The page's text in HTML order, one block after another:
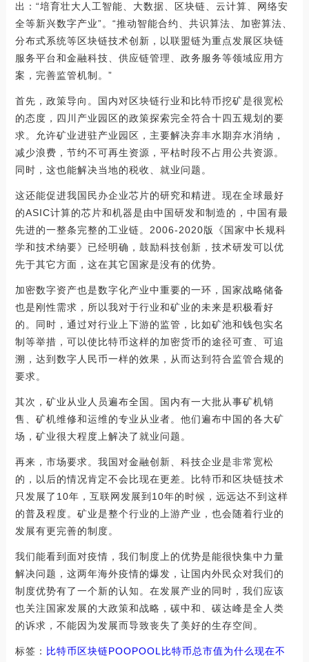
出：“培育壮大人工智能、大数据、区块链、云计算、网络安
全等新兴数字产业”。“推动智能合约、共识算法、加密算法、
分布式系统等区块链技术创新，以联盟链为重点发展区块链
服务平台和金融科技、供应链管理、政务服务等领域应用方
案，完善监管机制。”
首先，政策导向。国内对区块链行业和比特币挖矿是很宽松
的态度，四川产业园区的政策探索完全符合十四五规划的要
求。允许矿业进驻产业园区，主要解决弃丰水期弃水消纳，
减少浪费，节约不可再生资源，平枯时段不占用公共资源。
同时，这也能解决当地的税收、就业问题。
这还能促进我国民办企业芯片的研究和精进。现在全球最好
的ASIC计算的芯片和机器是由中国研发和制造的，中国有最
先进的一整条完整的工业链。2006-2020版《国家中长规科
学和技术纳要》已经明确，鼓励科技创新，技术研发可以优
先于其它方面，这在其它国家是没有的优势。
加密数字资产也是数字化产业中重要的一环，国家战略储备
也是刚性需求，所以我对于行业和矿业的未来是积极看好
的。同时，通过对行业上下游的监管，比如矿池和钱包实名
制等举措，可以使比特币这样的加密货币的途径可查、可追
溯，达到数字人民币一样的效果，从而达到符合监管合规的
要求。
其次，矿业从业人员遍布全国。国内有一大批从事矿机销
售、矿机维修和运维的专业从业者。他们遍布中国的各大矿
场，矿业很大程度上解决了就业问题。
再来，市场要求。我国对金融创新、科技企业是非常宽松
的，以后的情况肯定不会比现在更差。比特币和区块链技术
只发展了10年，互联网发展到10年的时候，远远达不到这样
的普及程度。矿业是整个行业的上游产业，也会随着行业的
发展有更完善的制度。
我们能看到面对疫情，我们制度上的优势是能很快集中力量
解决问题，这两年海外疫情的爆发，让国内外民众对我们的
制度优势有了一个新的认知。在发展产业的同时，我们应该
也关注国家发展的大政策和战略，碳中和、碳达峰是全人类
的诉求，不能因为发展而导致丧失了美好的生存空间。
标签： 比特币 区块链POOPOOL 比特币总市值为什么现在不